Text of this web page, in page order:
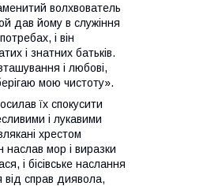
волхвователь
дав йому в служіння
і він
і знатних батьків.
і любові,
мою чистоту».
їх спокусити
і лукавими
хрестом
наслав мор і виразки
і бісівське наслання
від справ диявола,